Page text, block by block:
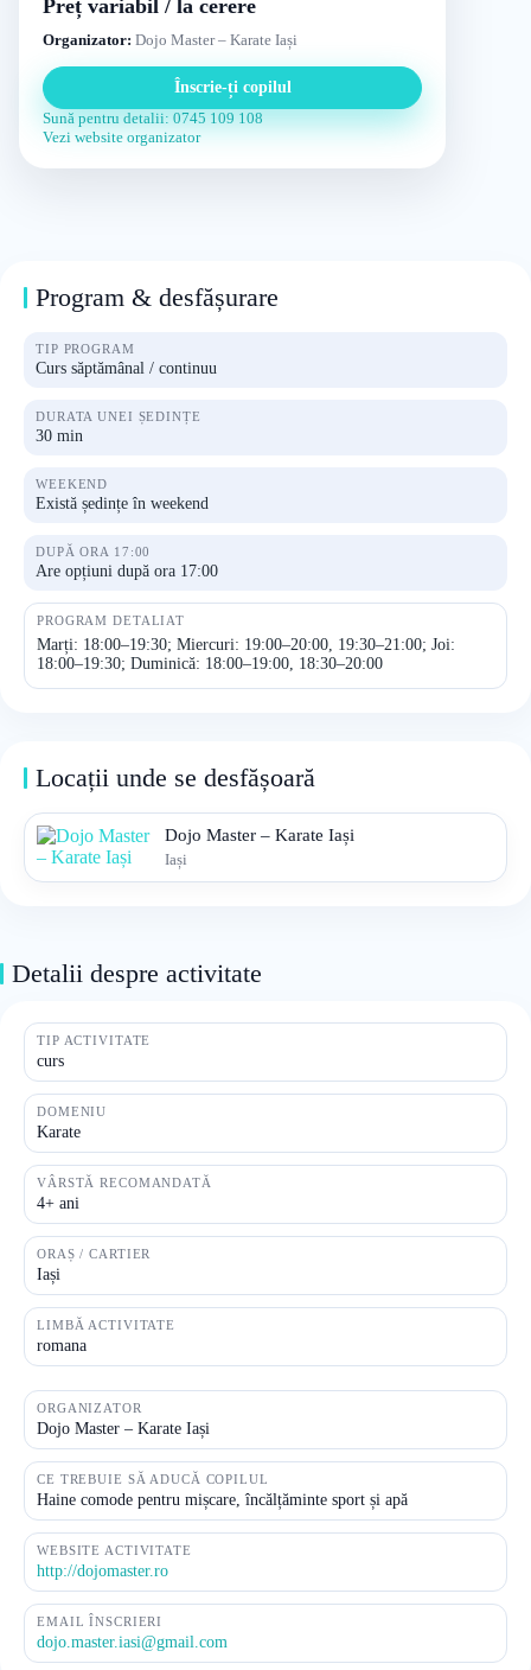
Preț variabil / la cerere
Organizator: Dojo Master – Karate Iași
Înscrie-ți copilul
Sună pentru detalii: 0745 109 108
Vezi website organizator
Program & desfășurare
TIP PROGRAM
Curs săptămânal / continuu
DURATA UNEI ȘEDINȚE
30 min
WEEKEND
Există ședințe în weekend
DUPĂ ORA 17:00
Are opțiuni după ora 17:00
PROGRAM DETALIAT
Marți: 18:00–19:30; Miercuri: 19:00–20:00, 19:30–21:00; Joi:
18:00–19:30; Duminică: 18:00–19:00, 18:30–20:00
Locații unde se desfășoară
Dojo Master – Karate Iași
Iași
Detalii despre activitate
TIP ACTIVITATE
curs
DOMENIU
Karate
VÂRSTĂ RECOMANDATĂ
4+ ani
ORAȘ / CARTIER
Iași
LIMBĂ ACTIVITATE
romana
ORGANIZATOR
Dojo Master – Karate Iași
CE TREBUIE SĂ ADUCĂ COPILUL
Haine comode pentru mișcare, încălțăminte sport și apă
WEBSITE ACTIVITATE
http://dojomaster.ro
EMAIL ÎNSCRIERI
dojo.master.iasi@gmail.com